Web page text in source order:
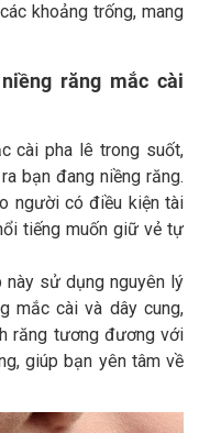
khoảng trống, mang
răng mắc cài
cài pha lê trong suốt,
bạn đang niềng răng.
người có điều kiện tài
tiếng muốn giữ vẻ tự
này sử dụng nguyên lý
mắc cài và dây cung,
răng tương đương với
giúp bạn yên tâm về